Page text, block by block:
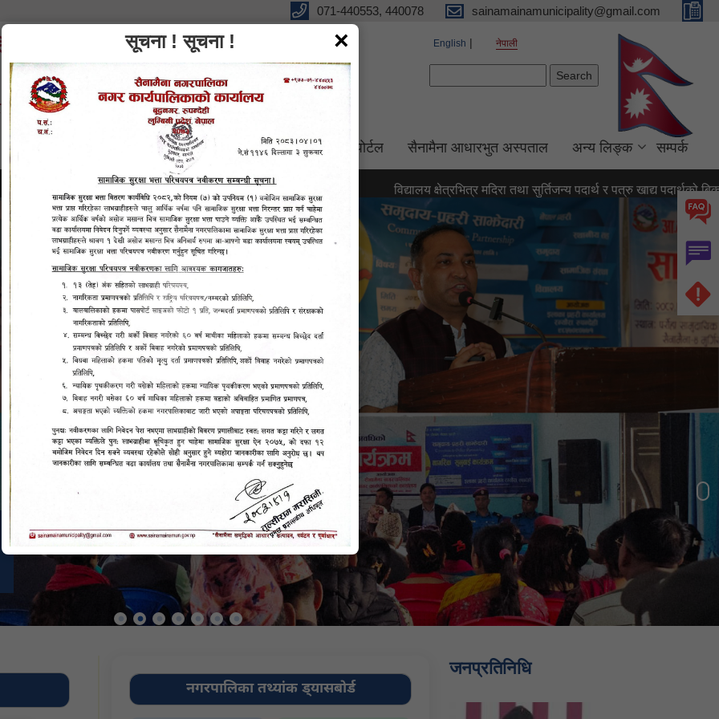
071-440553, 440078 sainamainamunicipality@gmail.com
कार्यालय English नेपाली
विधुतीय शुसासन सेवा सूचना तथा जानकारी ग्यालरी पर्यटन पाेर्टल सैनामैना आधारभुत अस्पताल अन्य लिङ्क सम्पर्क
विद्यालय क्षेत्रभित्र मदिरा तथा सुर्तिजन्य पदार्थ र पत्रु खाद्य पदार्थको बिक्री-
×
सूचना ! सूचना !
नगरपालिका तथ्यांक ड्यासबोर्ड
जनप्रतिनिधि